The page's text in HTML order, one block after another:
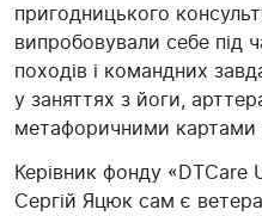
пригодницького
випробовували себе під
походів і командних
у заняттях з йоги,
метафоричними картами
Керівник фонду «DTCare
Сергій Яцюк сам є